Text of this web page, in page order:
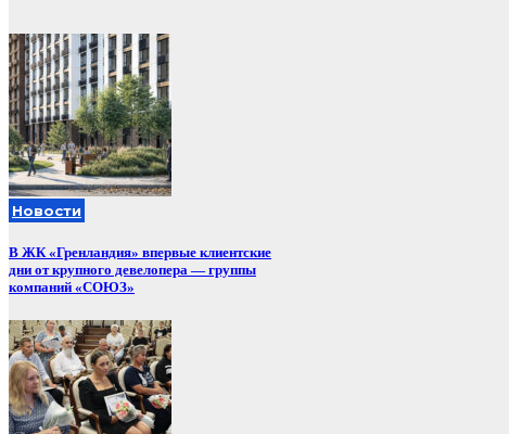
Новости
В ЖК «Гренландия» впервые клиентские
дни от крупного девелопера — группы
компаний «СОЮЗ»